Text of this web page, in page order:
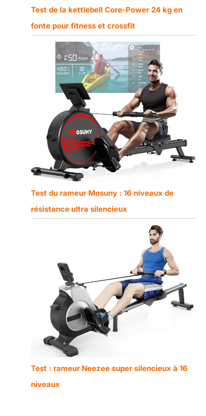
Test de la kettlebell Core-Power 24 kg en
fonte pour fitness et crossfit
Test du rameur Mosuny : 16 niveaux de
résistance ultra silencieux
Test : rameur Neezee super silencieux à 16
niveaux